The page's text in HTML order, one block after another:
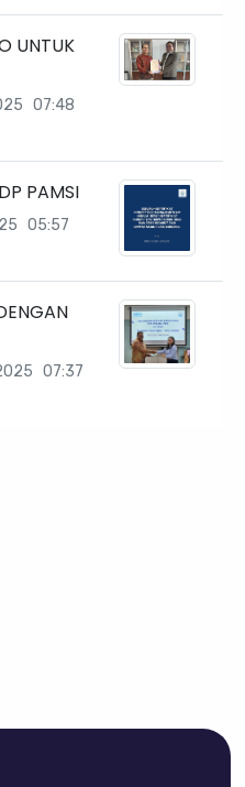
UNTUK
07:48
PAMSI
05:57
07:37